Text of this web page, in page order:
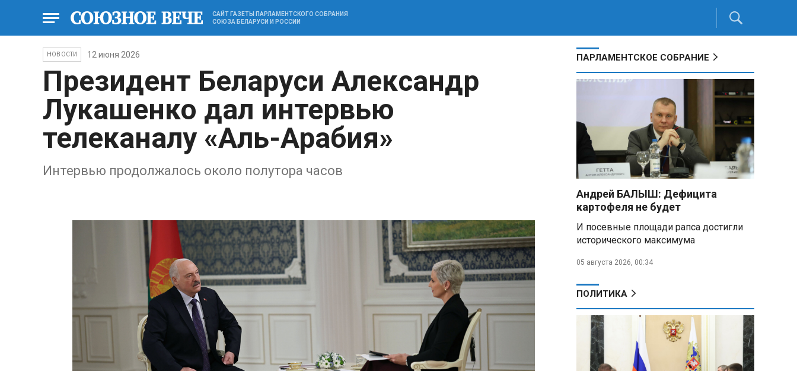
САЙТ ГАЗЕТЫ ПАРЛАМЕНТСКОГО СОБРАНИЯ
СОЮЗА БЕЛАРУСИ И РОССИИ
НОВОСТИ 12 июня 2026
Президент Беларуси Александр
Лукашенко дал интервью
телеканалу «Аль-Арабия»
Интервью продолжалось около полутора часов
ПАРЛАМЕНТСКОЕ СОБРАНИЕ
Андрей БАЛЫШ: Дефицита
картофеля не будет
И посевные площади рапса достигли
исторического максимума
05 августа 2026, 00:34
ПОЛИТИКА